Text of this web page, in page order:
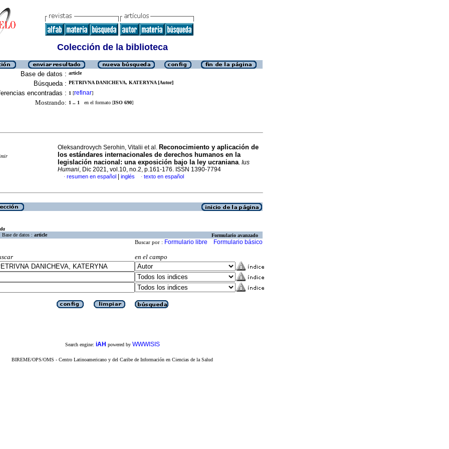
Colección de la biblioteca
Base de datos : article
Búsqueda : PETRIVNA DANICHEVA, KATERYNA [Autor]
encontradas : 1 [refinar]
Mostrando: 1 .. 1 en el formato [ISO 690]
Oleksandrovych Serohin, Vitalii et al. Reconocimiento y aplicación de
los estándares internacionales de derechos humanos en la
legislación nacional: una exposición bajo la ley ucraniana. Ius
Humani, Dic 2021, vol.10, no.2, p.161-176. ISSN 1390-7794
· resumen en español inglés · texto en español
Base de datos : article Formulario avanzado
Buscar por : Formulario libre Formulario básico
en el campo
Search engine: iAH powered by WWWISIS
BIREME/OPS/OMS - Centro Latinoamericano y del Caribe de Información en Ciencias de la Salud